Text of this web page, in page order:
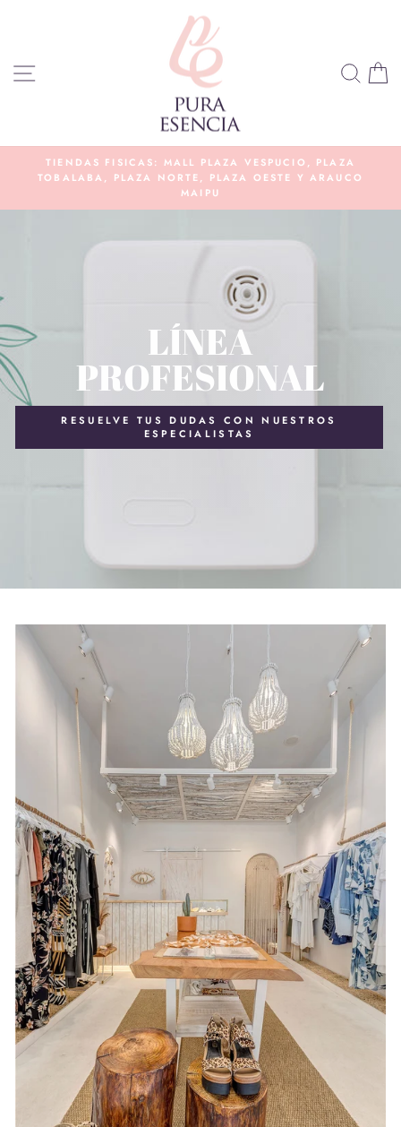
contenido
diapositivas
TIENDAS FISICAS: MALL PLAZA VESPUCIO, PLAZA
TOBALABA, PLAZA NORTE, PLAZA OESTE Y ARAUCO
MAIPU
LÍNEA
PROFESIONAL
RESUELVE TUS DUDAS CON NUESTROS
ESPECIALISTAS